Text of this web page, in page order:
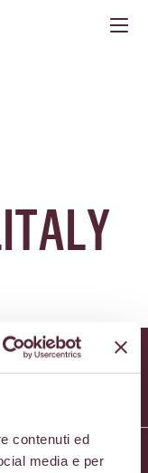
contenuti ed
media e per